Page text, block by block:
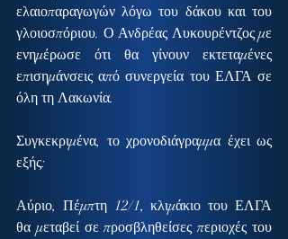
ελαιοπαραγωγών λόγω του δάκου και του
γλοιοσπόριου. Ο Ανδρέας Λυκουρέντζος με
ενημέρωσε ότι θα γίνουν εκτεταμένες
επισημάνσεις από συνεργεία του ΕΛΓΑ σε
όλη τη Λακωνία.
Συγκεκριμένα, το χρονοδιάγραμμα έχει ως
εξής:
Αύριο, Πέμπτη 12/1, κλιμάκιο του ΕΛΓΑ
θα μεταβεί σε προσβληθείσες περιοχές του